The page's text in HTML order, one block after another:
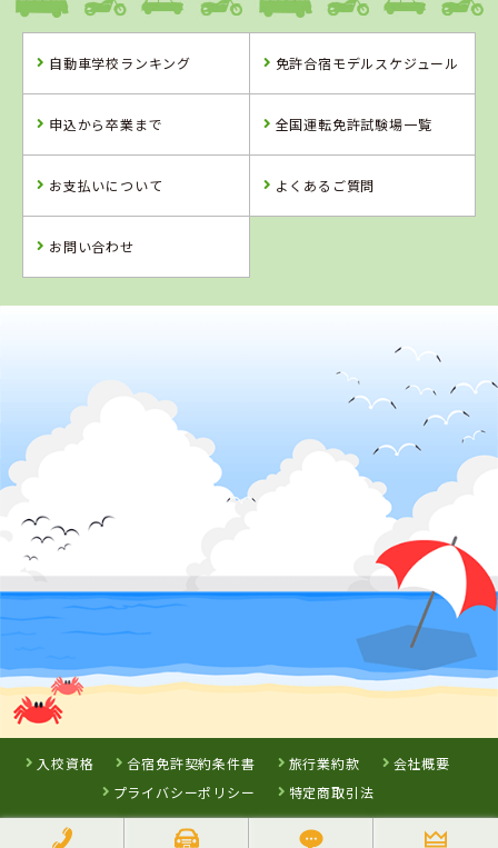
詳 細 予 約
詳 細 予 約
3位
すくも自動車学校
習所
詳 細
予 約
詳 細
校
4位
車学校
詳 細
5位
岡山県
新倉敷自動車学
詳 細
6位
岡山県
岡山県・沼自動
車学校
詳 細
予 約
自動車学校ランキング 免許合宿モデルスケジュール
申込から卒業まで 全国運転免許試験場一覧
お支払いについて よくあるご質問
お問い合わせ
入校資格 合宿免許契約条件書 旅行業約款
会社概要
プライバシーポリシー
特定商取引法